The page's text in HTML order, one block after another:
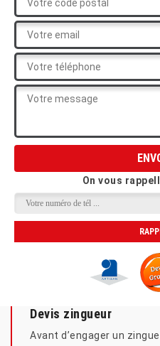
On vous
Devis zingueur
Avant d’engager un